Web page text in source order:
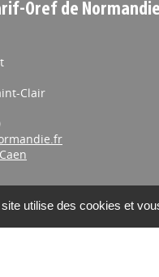
Oref de Normandie
Clair
utilise des cookies et